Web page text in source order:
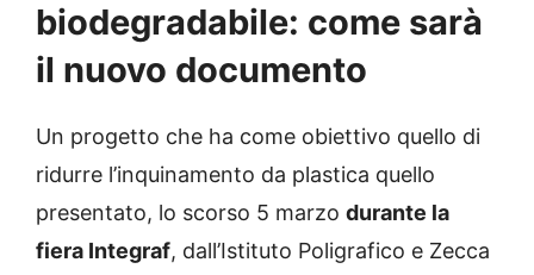
biodegradabile: come sarà
il nuovo documento
Un progetto che ha come obiettivo quello di
ridurre l’inquinamento da plastica quello
presentato, lo scorso 5 marzo durante la
fiera Integraf, dall’Istituto Poligrafico e Zecca